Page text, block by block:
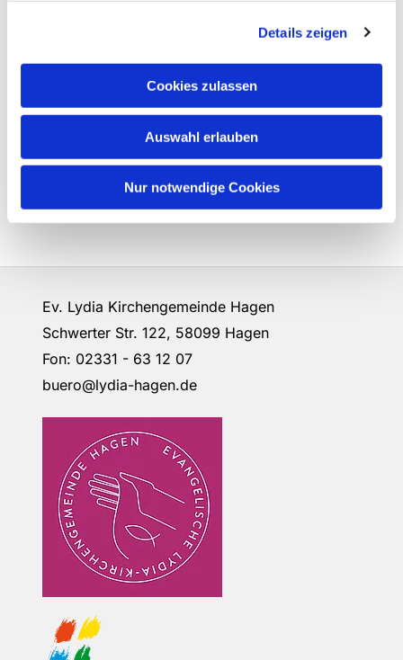
Details zeigen
Cookies zulassen
Auswahl erlauben
Nur notwendige Cookies
Ev. Lydia Kirchengemeinde Hagen
Schwerter Str. 122, 58099 Hagen
Fon: 02331 - 63 12 07
buero@lydia-hagen.de